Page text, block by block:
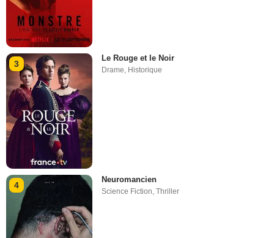
3
Le Rouge et le Noir
Drame Historique
4
Neuromancien
Science Fiction,Thriller